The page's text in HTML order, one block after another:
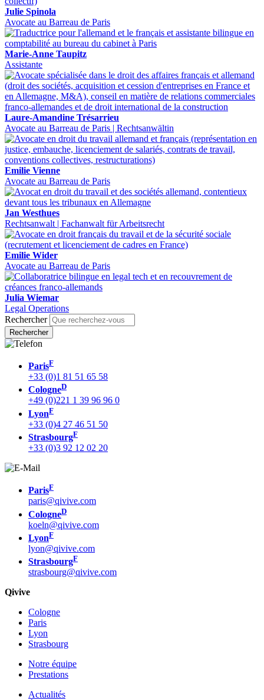
Julie Spinola
Avocate au Barreau de Paris
Marie-Anne Taupitz
Assistante
Laure-Amandine Trésarrieu
Avocate au Barreau de Paris | Rechtsanwältin
Emilie Vienne
Avocate au Barreau de Paris
Jan Westhues
Rechtsanwalt | Fachanwalt für Arbeitsrecht
Emilie Wider
Avocate au Barreau de Paris
Julia Wiemar
Legal Operations
Rechercher
ParisF
+33 (0)1 81 51 65 58
CologneD
+49 (0)221 1 39 96 96 0
LyonF
+33 (0)4 27 46 51 50
StrasbourgF
+33 (0)3 92 12 02 20
ParisF
paris@qivive.com
CologneD
koeln@qivive.com
LyonF
lyon@qivive.com
StrasbourgF
strasbourg@qivive.com
Qivive
Cologne
Paris
Lyon
Strasbourg
Notre équipe
Prestations
Actualités